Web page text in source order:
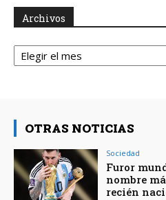
Archivos
Archivos
OTRAS NOTICIAS
Sociedad
Furor
nombre
recién